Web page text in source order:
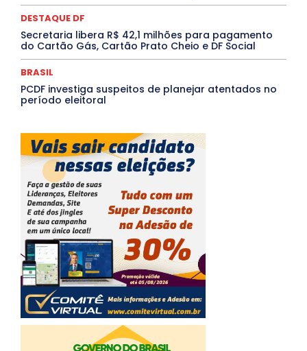
DESTAQUE DF
Secretaria libera R$ 42,1 milhões para pagamento
do Cartão Gás, Cartão Prato Cheio e DF Social
BRASIL
PCDF investiga suspeitos de planejar atentados no
período eleitoral